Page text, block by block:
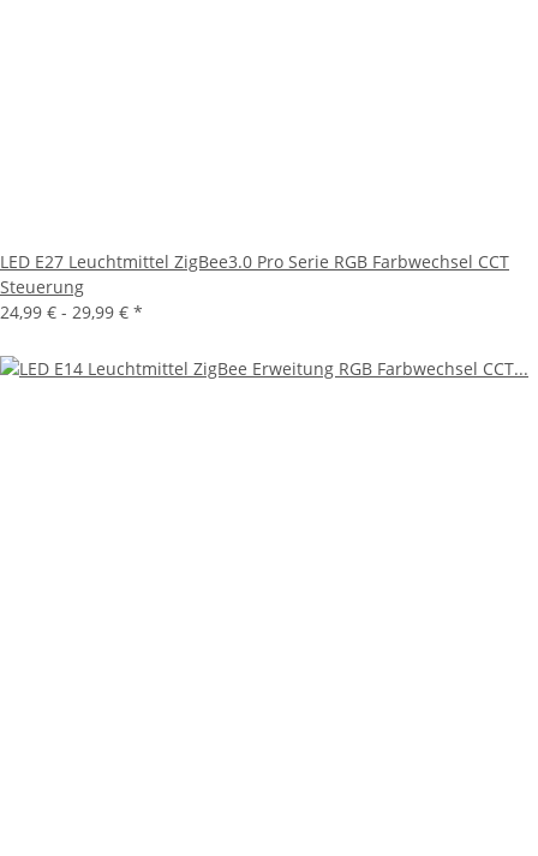
LED E27 Leuchtmittel ZigBee3.0 Pro Serie RGB Farbwechsel CCT
Steuerung
24,99 € - 29,99 € *